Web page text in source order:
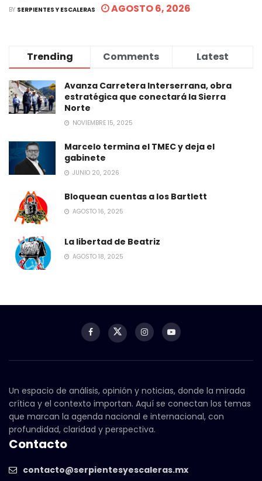
BY SERPIENTES Y ESCALERAS AGOSTO 6, 2026
Trending Comments Latest
Avanza Carretera Interserrana, obra
estratégica que conectará la Sierra
Norte
NOVIEMBRE 15, 2025
Marcelo termina el TMEC y deja el
gabinete
JUNIO 20, 2026
Bloquean cuentas a los Bartlett
AGOSTO 16, 2025
La libertad de Beatriz
AGOSTO 18, 2025
Un espacio de análisis, opinión y noticias, donde la mirada
crítica y el contexto importan. Aquí se conectan los temas
que marcan la agenda nacional e internacional, con
profundidad, claridad y perspectiva.
Contacto
contacto@serpientesyescaleras.mx